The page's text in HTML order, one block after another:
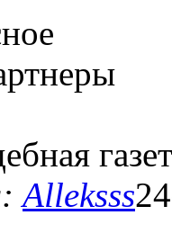
Alleksss